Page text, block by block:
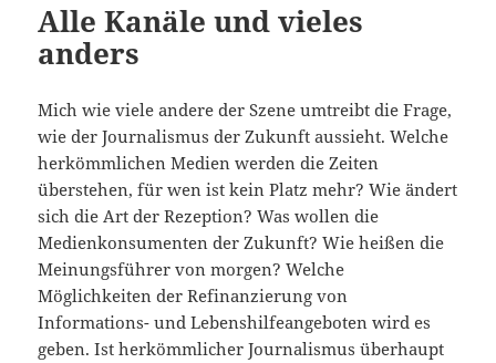
Alle Kanäle und vieles
anders
Mich wie viele andere der Szene umtreibt die Frage,
wie der Journalismus der Zukunft aussieht. Welche
herkömmlichen Medien werden die Zeiten
überstehen, für wen ist kein Platz mehr? Wie ändert
sich die Art der Rezeption? Was wollen die
Medienkonsumenten der Zukunft? Wie heißen die
Meinungsführer von morgen? Welche
Möglichkeiten der Refinanzierung von
Informations- und Lebenshilfeangeboten wird es
geben. Ist herkömmlicher Journalismus überhaupt